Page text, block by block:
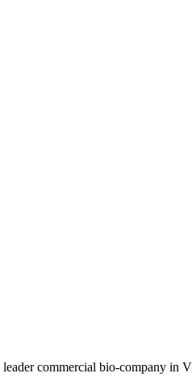
commercial bio-company in